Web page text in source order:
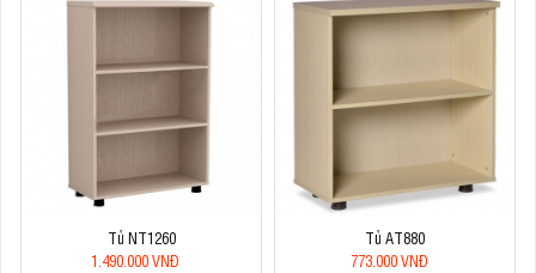
Tủ NT1260
1.490.000 VNĐ
Tủ AT880
773.000 VNĐ